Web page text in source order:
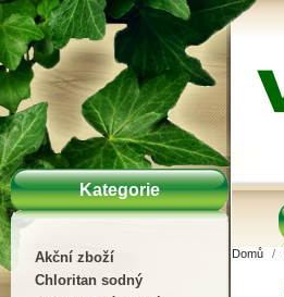
Kategorie
Akční zboží
Chloritan sodný
Domů